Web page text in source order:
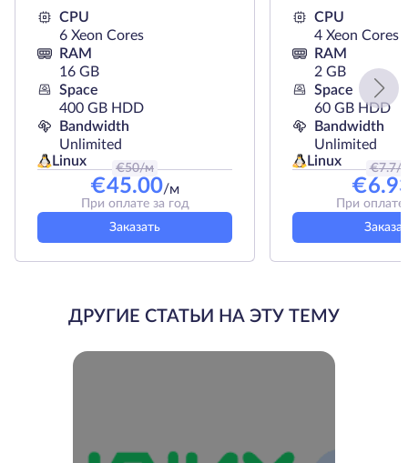
CPU
6 Xeon Cores
RAM
16 GB
Space
400 GB HDD
Bandwidth
Unlimited
Linux
€50/м
€45.00/м
При оплате за год
Заказать
CPU
4 Xeon Cores
RAM
2 GB
Space
60 GB HDD
Bandwidth
Unlimited
Linux
€7.7/
€
При оплате
ДРУГИЕ СТАТЬИ НА ЭТУ ТЕМУ